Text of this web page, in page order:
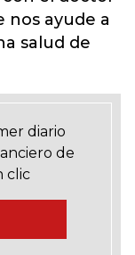
nos ayude a
salud de
diario
de
clic